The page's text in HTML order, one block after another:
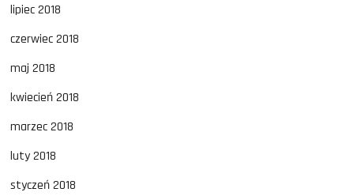
lipiec 2018
czerwiec 2018
maj 2018
kwiecień 2018
marzec 2018
luty 2018
styczeń 2018